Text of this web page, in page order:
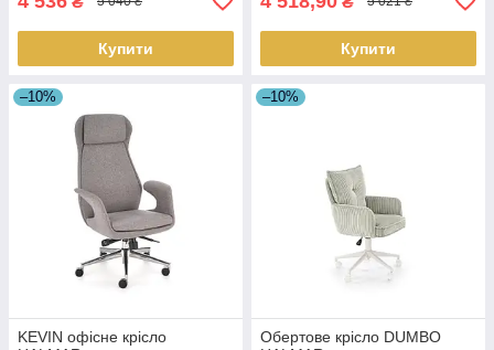
Купити Купити
–10%
KEVIN офісне крісло
–10%
Обертове крісло DUMBO